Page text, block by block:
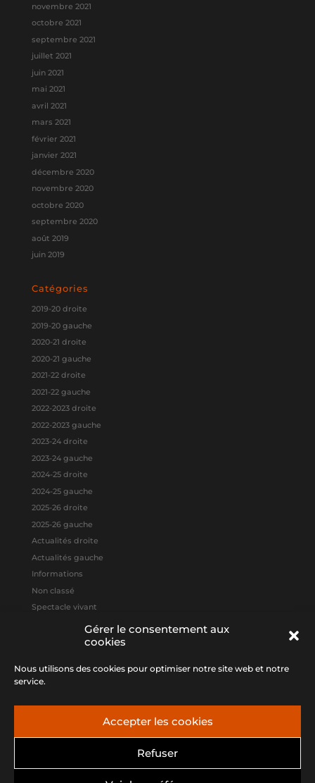
Gérer le consentement aux
cookies
Nous utilisons des cookies pour optimiser notre site web et notre
service.
Accepter les cookies
Refuser
novembre 2021
octobre 2021
septembre 2021
juillet 2021
juin 2021
mai 2021
avril 2021
mars 2021
février 2021
janvier 2021
décembre 2020
novembre 2020
octobre 2020
septembre 2020
août 2019
juin 2019
Catégories
2019-20 droite
2019-20 gauche
2020-21 droite
2020-21 gauche
2021-22 droite
2021-22 gauche
2022-2023 droite
2022-2023 gauche
2023-24 droite
2023-24 gauche
2024-25 droite
2024-25 gauche
2025-26 droite
2025-26 gauche
Actualités droite
Actualités gauche
Informations
Non classé
Spectacle vivant
Flux des publications